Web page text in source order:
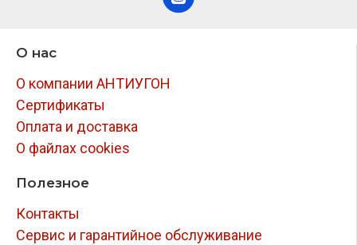
О нас
О компании АНТИУГОН
Сертификаты
Оплата и доставка
О файлах cookies
Полезное
Контакты
Сервис и гарантийное обслуживание